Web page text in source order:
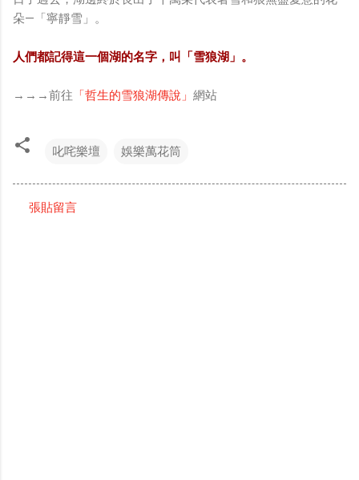
朵—「寧靜雪」。
人們都記得這一個湖的名字，叫「雪狼湖」。
→→→前往 「哲生的雪狼湖傳說」 網站
叱咤樂壇 娛樂萬花筒
張貼留言